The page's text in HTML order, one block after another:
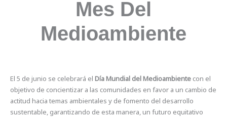
Mes Del
Medioambiente
El 5 de junio se celebrará elDía Mundial del Medioambiente con el
objetivo de concientizar a las comunidades en favor a un cambio de
actitud hacia temas ambientales y de fomento del desarrollo
sustentable, garantizando de esta manera, un futuro equitativo